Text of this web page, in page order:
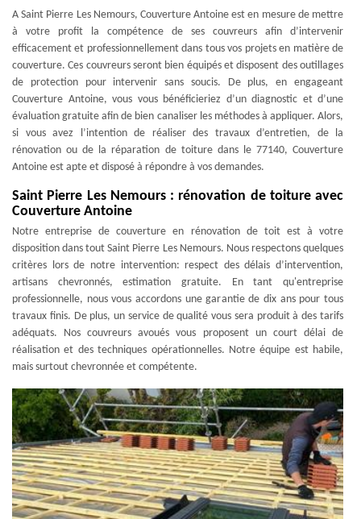
A Saint Pierre Les Nemours, Couverture Antoine est en mesure de mettre
à votre profit la compétence de ses couvreurs afin d’intervenir
efficacement et professionnellement dans tous vos projets en matière de
couverture. Ces couvreurs seront bien équipés et disposent des outillages
de protection pour intervenir sans soucis. De plus, en engageant
Couverture Antoine, vous vous bénéficieriez d’un diagnostic et d’une
évaluation gratuite afin de bien canaliser les méthodes à appliquer. Alors,
si vous avez l’intention de réaliser des travaux d’entretien, de la
rénovation ou de la réparation de toiture dans le 77140, Couverture
Antoine est apte et disposé à répondre à vos demandes.
Saint Pierre Les Nemours : rénovation de toiture avec
Couverture Antoine
Notre entreprise de couverture en rénovation de toit est à votre
disposition dans tout Saint Pierre Les Nemours. Nous respectons quelques
critères lors de notre intervention: respect des délais d’intervention,
artisans chevronnés, estimation gratuite. En tant qu'entreprise
professionnelle, nous vous accordons une garantie de dix ans pour tous
travaux finis. De plus, un service de qualité vous sera produit à des tarifs
adéquats. Nos couvreurs avoués vous proposent un court délai de
réalisation et des techniques opérationnelles. Notre équipe est habile,
mais surtout chevronnée et compétente.